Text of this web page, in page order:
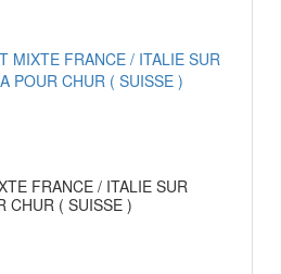
FRANCE / ITALIE SUR
CHUR ( SUISSE )